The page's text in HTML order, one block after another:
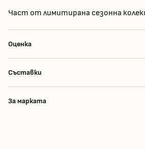
Част от лимитирана сезонна
Оценка
Съставки
За марката